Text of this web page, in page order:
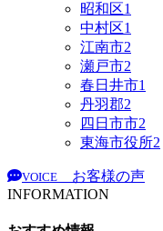
昭和区1
中村区1
江南市2
瀬戸市2
春日井市1
丹羽郡2
四日市市2
東海市役所2
VOICE
お客様の声
INFORMATION